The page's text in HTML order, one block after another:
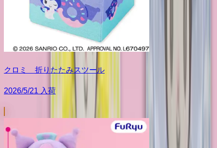
クロミ 折りたたみスツール
2026/5/21 入荷